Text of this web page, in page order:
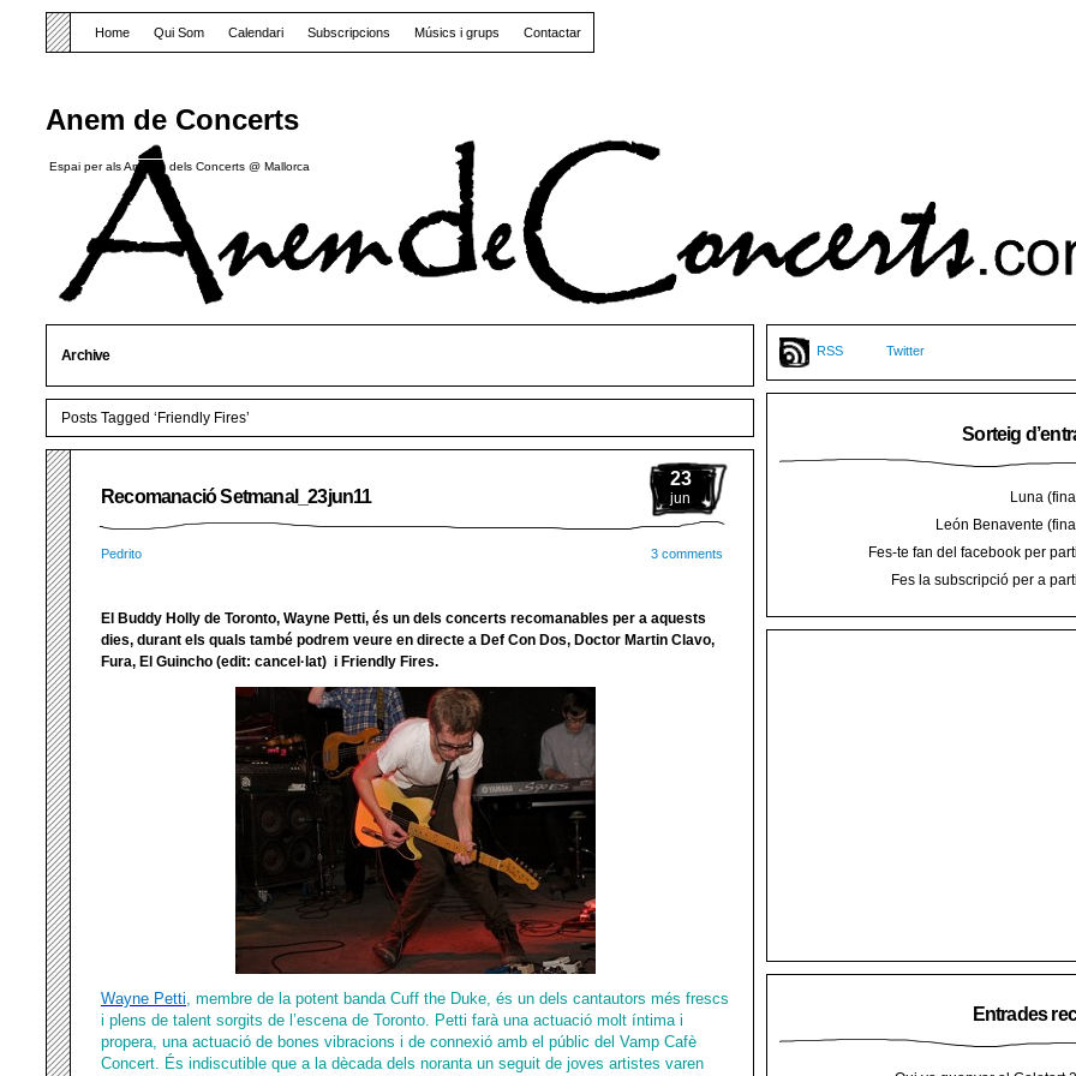
Anem de Concerts
Espai per als Amants dels Concerts @ Mallorca
Home Qui Som Calendari Subscripcions Músics i grups Contactar
Archive
Posts Tagged ‘Friendly Fires’
23
jun
Recomanació Setmanal_23jun11
Pedrito 3 comments
El Buddy Holly de Toronto, Wayne Petti, és un dels concerts recomanables per a aquests
dies, durant els quals també podrem veure en directe a Def Con Dos, Doctor Martin Clavo,
Fura, El Guincho (edit: cancel·lat) i Friendly Fires.
Wayne Petti membre de la potent banda Cuff the Duke, és un dels cantautors més frescs
i plens de talent sorgits de l’escena de Toronto. Petti farà una actuació molt íntima i
propera, una actuació de bones vibracions i de connexió amb el públic del Vamp Cafè
Concert. És indiscutible que a la dècada dels noranta un seguit de joves artistes varen
RSS Twitter
Sorteig
Luna
León Benavente
Fes-te fan del facebook per
Fes la subscripció per a
Entrades